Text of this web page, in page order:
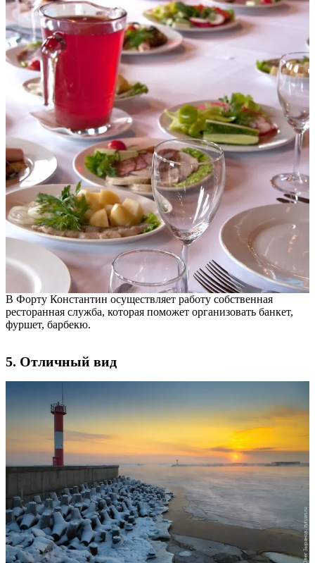
В Форту Константин осуществляет работу собственная
ресторанная служба, которая поможет организовать банкет,
фуршет, барбекю.
5. Отличный вид